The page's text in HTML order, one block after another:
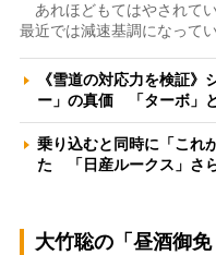
あれほどもてはやされて
最近では減速基調になって
《雪道の対応力を検証》
ー」の真価 「ターボ」
乗り込むと同時に「これ
た 「日産ルークス」さ
大竹聡の「昼酒御免